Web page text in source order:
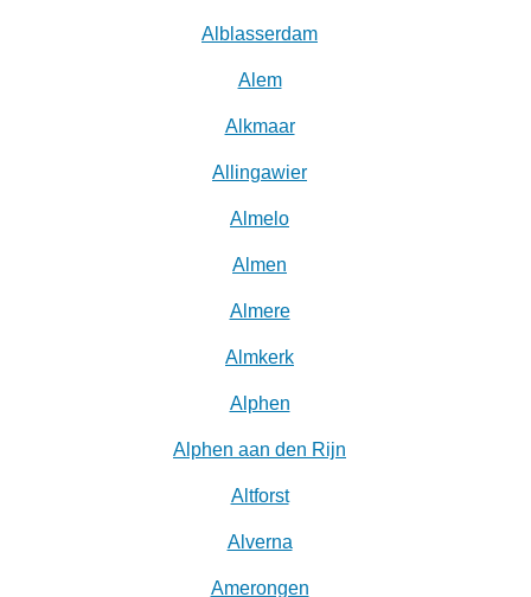
Alblasserdam
Alem
Alkmaar
Allingawier
Almelo
Almen
Almere
Almkerk
Alphen
Alphen aan den Rijn
Altforst
Alverna
Amerongen